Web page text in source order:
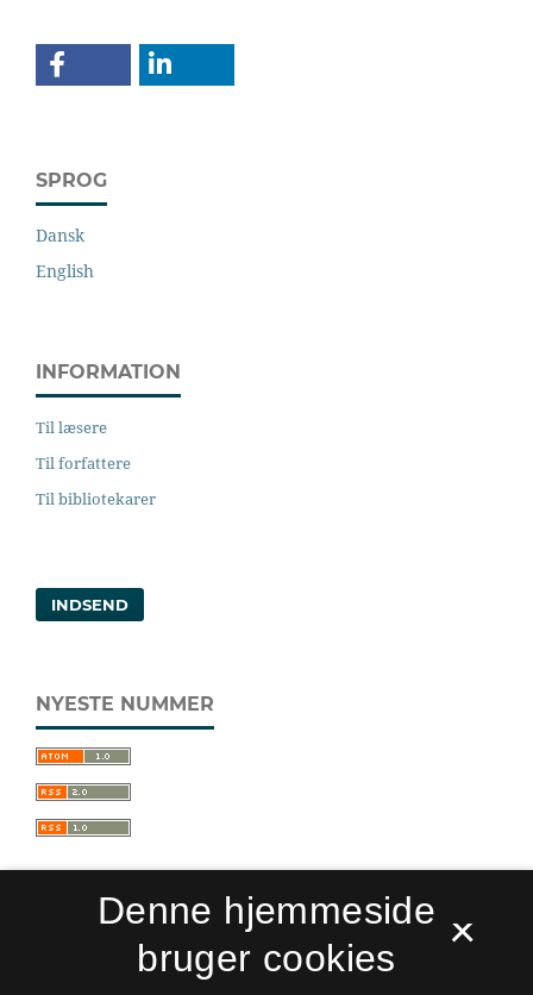
SPROG
Dansk
English
INFORMATION
Til læsere
Til forfattere
Til bibliotekarer
INDSEND
NYESTE NUMMER
Sprogforum. Tidsskrift for sprog- og
kulturpædagogik
×
Denne hjemmeside
bruger cookies